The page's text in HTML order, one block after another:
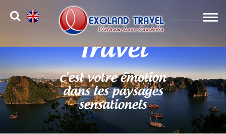
Exoland
Travel
c'est votre émotion
dans les paysages
sensationels